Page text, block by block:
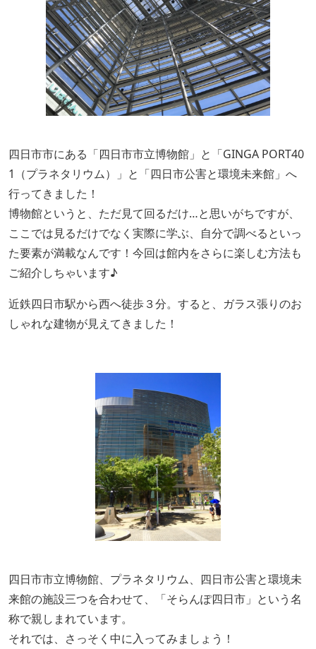
四日市市にある「四日市市立博物館」と「GINGA PORT40
1（プラネタリウム）」と「四日市公害と環境未来館」へ
行ってきました！
博物館というと、ただ見て回るだけ…と思いがちですが、
ここでは見るだけでなく実際に学ぶ、自分で調べるといっ
た要素が満載なんです！今回は館内をさらに楽しむ方法も
ご紹介しちゃいます♪
近鉄四日市駅から西へ徒歩３分。すると、ガラス張りのお
しゃれな建物が見えてきました！
四日市市立博物館、プラネタリウム、四日市公害と環境未
来館の施設三つを合わせて、「そらんぽ四日市」という名
称で親しまれています。
それでは、さっそく中に入ってみましょう！